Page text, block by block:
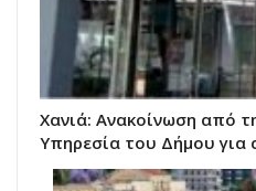
Χανιά: Ανακοίνωση από
Υπηρεσία του Δήμου για